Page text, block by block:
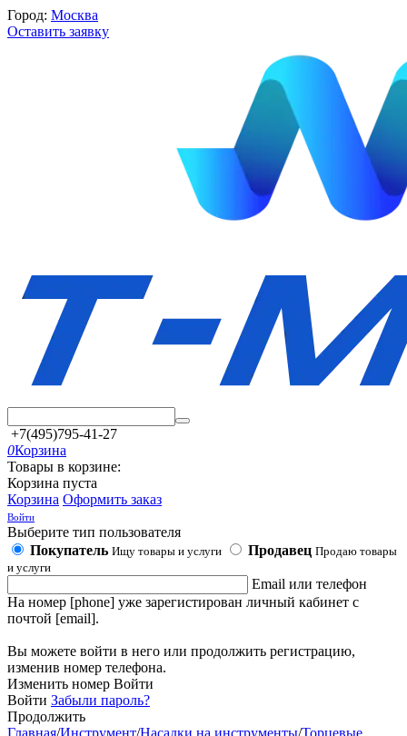
Город: Москва
Оставить заявку
+7(495)795-41-27
0Корзина
Товары в корзине:
Корзина пуста
Корзина Оформить заказ
Войти
Выберите тип пользователя
Покупатель Ищу товары и услуги Продавец Продаю товары
и услуги
Email или телефон
На номер [phone] уже зарегистирован личный кабинет с
почтой [email].
Вы можете войти в него или продолжить регистрацию,
изменив номер телефона.
Изменить номер Войти
Войти Забыли пароль?
Продолжить
Главная/Инструмент/Насадки на инструменты/Торцевые